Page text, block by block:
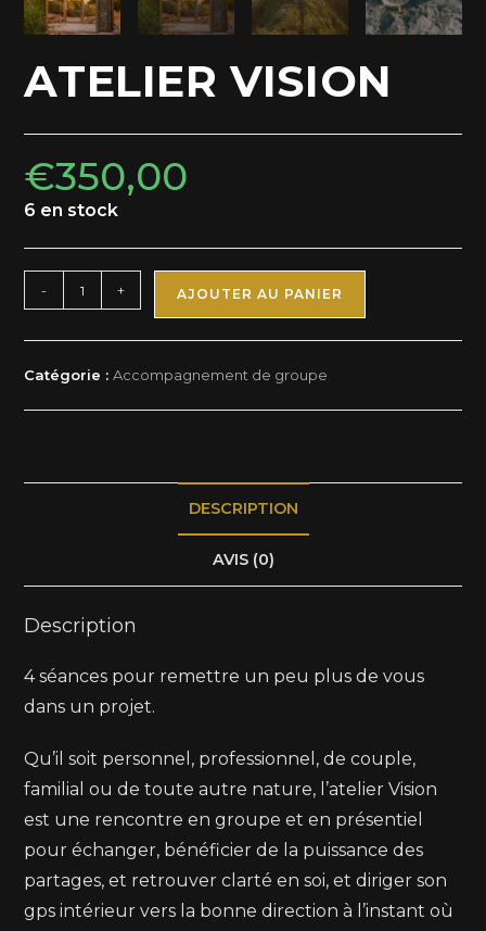
ATELIER VISION
€350,00
6 en stock
- + AJOUTER AU PANIER
Catégorie :Accompagnement de groupe
DESCRIPTION
AVIS (0)
Description
4 séances pour remettre un peu plus de vous
dans un projet.
Qu’il soit personnel, professionnel, de couple,
familial ou de toute autre nature, l’atelier Vision
est une rencontre en groupe et en présentiel
pour échanger, bénéficier de la puissance des
partages, et retrouver clarté en soi, et diriger son
gps intérieur vers la bonne direction à l’instant où